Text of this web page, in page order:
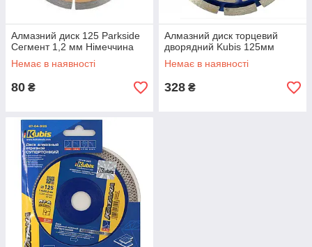
Алмазний диск 125 Parkside
Сегмент 1,2 мм Німеччина
Немає в наявності
80 ₴
Алмазний диск торцевий
дворядний Kubis 125мм
Немає в наявності
328 ₴